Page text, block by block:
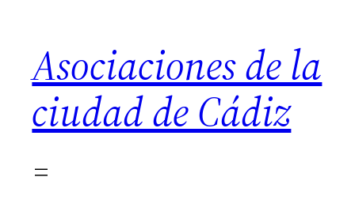
contenido
Asociaciones de la
ciudad de Cádiz